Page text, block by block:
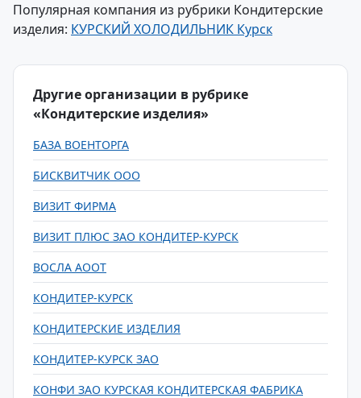
Популярная компания из рубрики Кондитерские
изделия: КУРСКИЙ ХОЛОДИЛЬНИК Курск
Другие организации в рубрике
«Кондитерские изделия»
БАЗА ВОЕНТОРГА
БИСКВИТЧИК ООО
ВИЗИТ ФИРМА
ВИЗИТ ПЛЮС ЗАО КОНДИТЕР-КУРСК
ВОСЛА АООТ
КОНДИТЕР-КУРСК
КОНДИТЕРСКИЕ ИЗДЕЛИЯ
КОНДИТЕР-КУРСК ЗАО
КОНФИ ЗАО КУРСКАЯ КОНДИТЕРСКАЯ ФАБРИКА